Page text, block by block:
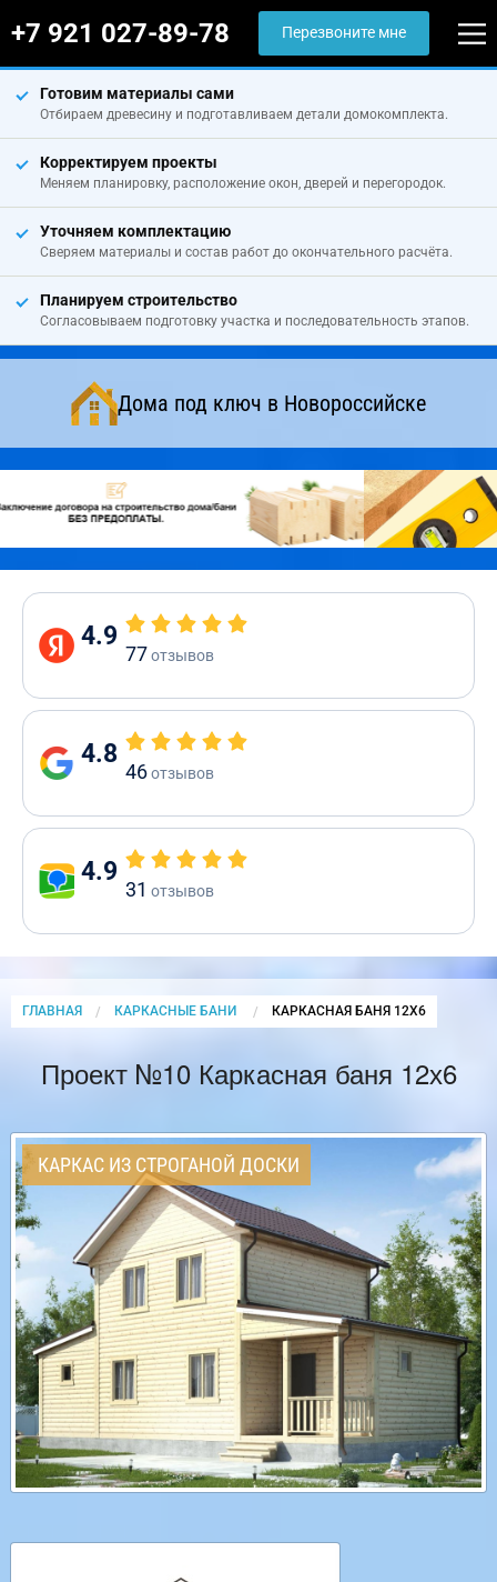
+7 921 027-89-78 Перезвоните мне
Готовим материалы сами
Отбираем древесину и подготавливаем детали домокомплекта.
Корректируем проекты
Меняем планировку, расположение окон, дверей и перегородок.
Уточняем комплектацию
Сверяем материалы и состав работ до окончательного расчёта.
Планируем строительство
Согласовываем подготовку участка и последовательность этапов.
Дома под ключ в Новороссийске
4.9
77отзывов
4.8
46отзывов
4.9
31 отзывов
ГЛАВНАЯ КАРКАСНЫЕ БАНИ CURRENT:
КАРКАСНАЯ БАНЯ 12Х6
Проект №10 Каркасная баня 12х6
КАРКАС ИЗ СТРОГАНОЙ ДОСКИ